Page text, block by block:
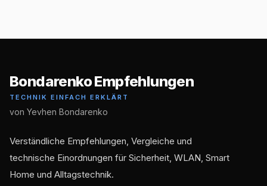
Bondarenko Empfehlungen
TECHNIK EINFACH ERKLÄRT
von Yevhen Bondarenko
Verständliche Empfehlungen, Vergleiche und
technische Einordnungen für Sicherheit, WLAN, Smart
Home und Alltagstechnik.